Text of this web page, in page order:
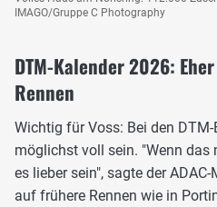
IMAGO/Gruppe C Photography
DTM-Kalender 2026:
Rennen
Wichtig für Voss: Bei den
möglichst voll sein. "Wenn
es lieber sein", sagte der
auf frühere Rennen wie in